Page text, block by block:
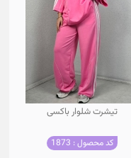
تیشرت شلوار باکسی
کد محصول : 1873